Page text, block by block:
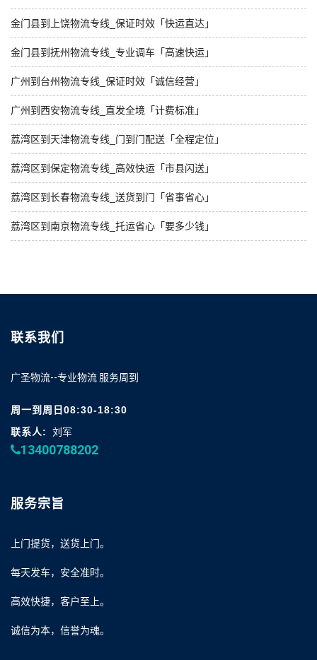
金门县到上饶物流专线_保证时效「快运直达」
金门县到抚州物流专线_专业调车「高速快运」
广州到台州物流专线_保证时效「诚信经营」
广州到西安物流专线_直发全境「计费标准」
荔湾区到天津物流专线_门到门配送「全程定位」
荔湾区到保定物流专线_高效快运「市县闪送」
荔湾区到长春物流专线_送货到门「省事省心」
荔湾区到南京物流专线_托运省心「要多少钱」
联系我们
广圣物流--专业物流 服务周到
周一到周日08:30-18:30
联系人:
刘军
13400788202
服务宗旨
上门提货，送货上门。
每天发车，安全准时。
高效快捷，客户至上。
诚信为本，信誉为魂。